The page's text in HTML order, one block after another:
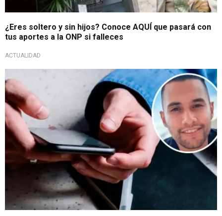
¿Eres soltero y sin hijos? Conoce AQUÍ que pasará con
tus aportes a la ONP si falleces
ACTUALIDAD